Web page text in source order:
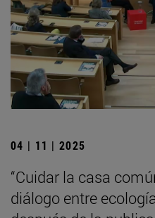
04 | 11 | 2025
“Cuidar la casa
diálogo entre